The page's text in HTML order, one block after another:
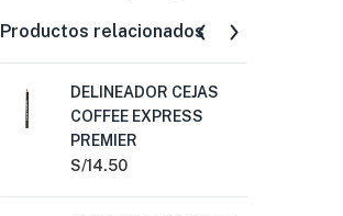
Productos relacionados
DELINEADOR CEJAS
COFFEE EXPRESS
PREMIER
S/14.50